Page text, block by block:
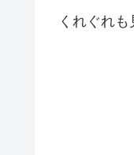
くれぐれ